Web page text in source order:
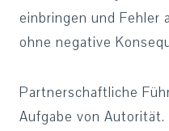
einbringen und Fehler
ohne negative
Partnerschaftliche
Aufgabe von Autorität.